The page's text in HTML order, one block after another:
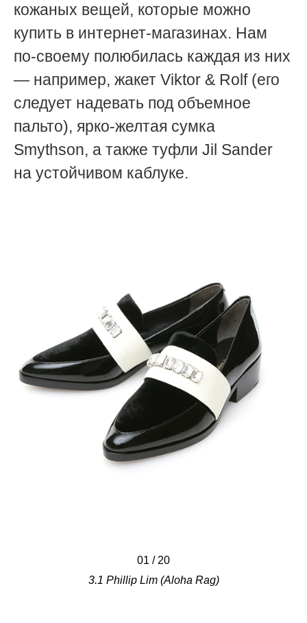
кожаных вещей, которые можно
купить в интернет-магазинах. Нам
по-своему полюбилась каждая из них
— например, жакет Viktor & Rolf (его
следует надевать под объемное
пальто), ярко-желтая сумка
Smythson, а также туфли Jil Sander
на устойчивом каблуке.
01 / 20
3.1 Phillip Lim (Aloha Rag)
/////////
//////////